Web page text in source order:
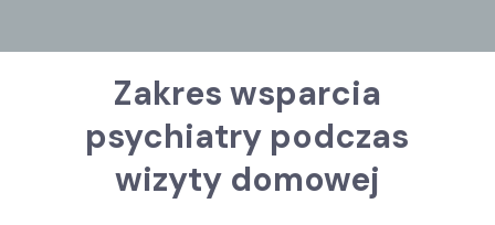
Zakres wsparcia
psychiatry podczas
wizyty domowej